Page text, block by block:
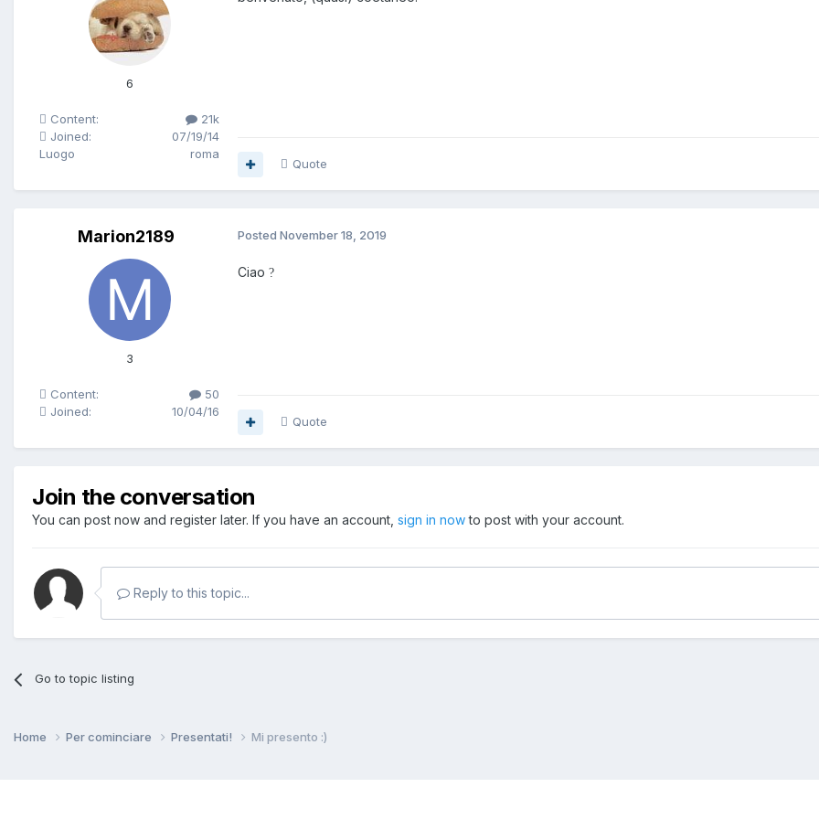
6
Content:
21k
Joined:
07/19/14
Luogo
roma
Quote
Marion2189
3
Content:
50
Joined:
10/04/16
Posted November 18, 2019
Ciao ?
Quote
Join the conversation
You can post now and register later. If you have an account, sign in nowto post with your account.
Reply to this topic...
Go to topic listing
Home Per cominciare Presentati! Mi presento :)